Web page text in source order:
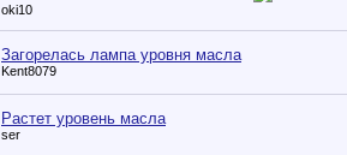
oki10
Загорелась лампа уровня масла
Kent8079
Растет уровень масла
ser